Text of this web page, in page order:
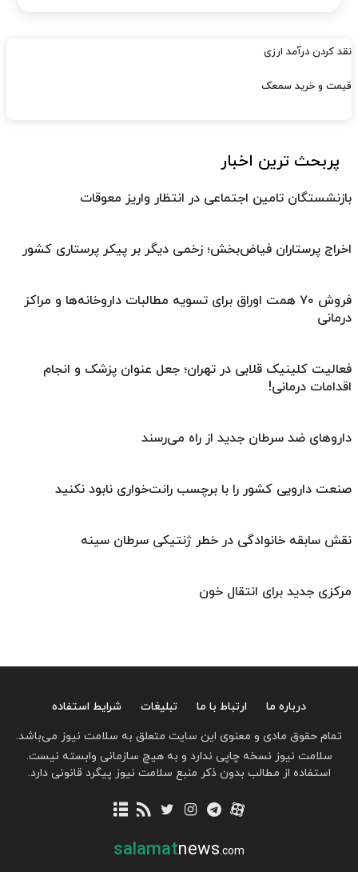
نقد کردن درآمد ارزی
قیمت و خرید سمعک
پربحث ترین اخبار
بازنشستگان تامین اجتماعی در انتظار واریز معوقات
اخراج پرستاران فیاض‌بخش؛ زخمی دیگر بر پیکر پرستاری کشور
فروش ۷۰ همت اوراق برای تسویه مطالبات داروخانه‌ها و مراکز
درمانی
فعالیت کلینیک قلابی در تهران؛ جعل عنوان پزشک و انجام
اقدامات درمانی!
داروهای ضد سرطان جدید از راه می‌رسند
صنعت دارویی کشور را با برچسب رانت‌خواری نابود نکنید
نقش سابقه خانوادگی در خطر ژنتیکی سرطان سینه
مرکزی جدید برای انتقال خون
درباره ما ارتباط با ما تبلیغات
شرایط استفاده
تمام حقوق مادی و معنوی این سایت متعلق به سلامت نیوز می‌باشد.
سلامت نیوز نسخه چاپی ندارد و به هیچ سازمانی وابسته نیست.
استفاده از مطالب بدون ذکر منبع سلامت نیوز پیگرد قانونی دارد.
salamatnews.com